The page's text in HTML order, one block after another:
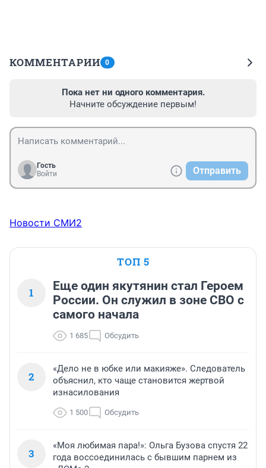
КОММЕНТАРИИ 0
Пока нет ни одного комментария.
Начните обсуждение первым!
Гость
Войти
Отправить
Новости СМИ2
ТОП 5
1
Еще один якутянин стал Героем
России. Он служил в зоне СВО с
самого начала
1 685 Обсудить
2
«Дело не в юбке или макияже». Следователь
объяснил, кто чаще становится жертвой
изнасилования
1 500 Обсудить
3
«Моя любимая пара!»: Ольга Бузова спустя 22
года воссоединилась с бывшим парнем из